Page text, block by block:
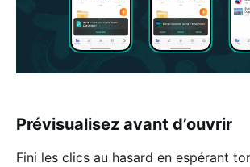
Prévisualisez avant d’ouvrir
Fini les clics au hasard en espérant